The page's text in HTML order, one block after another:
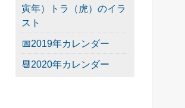
寅年）トラ（虎）のイラ
スト
📅2019年カレンダー
📆2020年カレンダー